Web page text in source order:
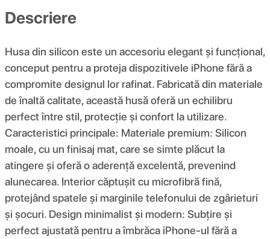
Descriere
Husa din silicon este un accesoriu elegant și funcțional,
conceput pentru a proteja dispozitivele iPhone fără a
compromite designul lor rafinat. Fabricată din materiale
de înaltă calitate, această husă oferă un echilibru
perfect între stil, protecție și confort la utilizare.
Caracteristici principale: Materiale premium: Silicon
moale, cu un finisaj mat, care se simte plăcut la
atingere și oferă o aderență excelentă, prevenind
alunecarea. Interior căptușit cu microfibră fină,
protejând spatele și marginile telefonului de zgârieturi
și șocuri. Design minimalist și modern: Subțire și
perfect ajustată pentru a îmbrăca iPhone-ul fără a